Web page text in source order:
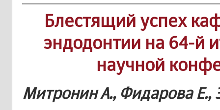
Блестящий успех
эндодонтии на 64-й
научной
Митронин А., Фидарова Е.,